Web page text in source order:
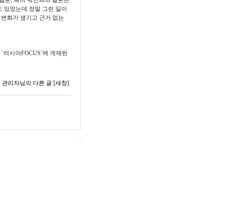
었는데 정말 그런 일이
화가 생기고 근거 없는
러시아FOCUS’에 게재된
관리자님의 다른 글 [새창]